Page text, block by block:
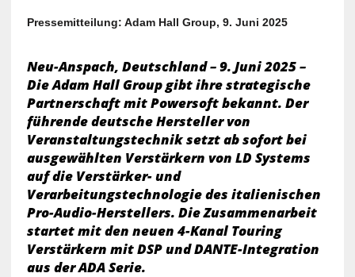
Pressemitteilung: Adam Hall Group, 9. Juni 2025
Neu-Anspach, Deutschland – 9. Juni 2025 –
Die Adam Hall Group gibt ihre strategische
Partnerschaft mit Powersoft bekannt. Der
führende deutsche Hersteller von
Veranstaltungstechnik setzt ab sofort bei
ausgewählten Verstärkern von LD Systems
auf die Verstärker- und
Verarbeitungstechnologie des italienischen
Pro-Audio-Herstellers. Die Zusammenarbeit
startet mit den neuen 4-Kanal Touring
Verstärkern mit DSP und DANTE-Integration
aus der ADA Serie.